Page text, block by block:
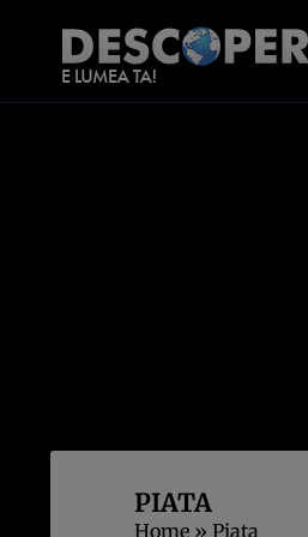
PIATA
Home » Piata